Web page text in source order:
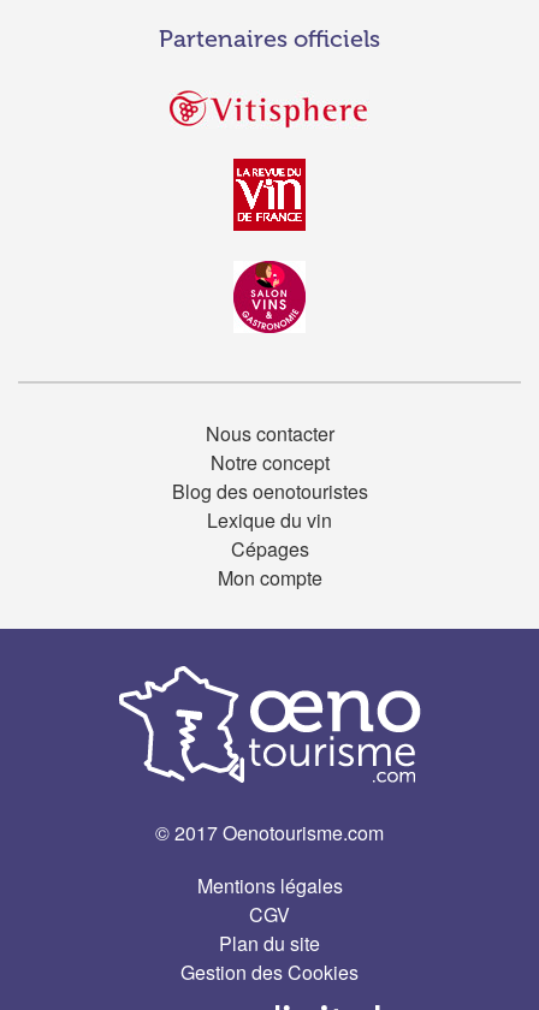
Partenaires officiels
Nous contacter
Notre concept
Blog des oenotouristes
Lexique du vin
Cépages
Mon compte
© 2017 Oenotourisme.com
Mentions légales
CGV
Plan du site
Gestion des Cookies